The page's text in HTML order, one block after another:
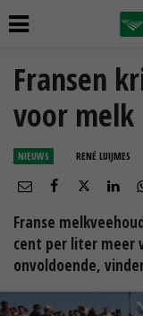
Fransen
voor melk
NIEUWS RENÉ LUIJMES
Franse
cent per liter meer
onvoldoende,